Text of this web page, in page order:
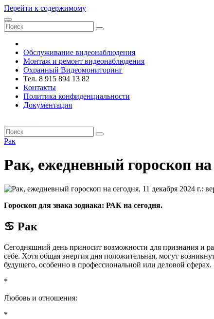
Перейти к содержимому
Обслуживание видеонаблюдения
Монтаж и ремонт видеонаблюдения
Охранный Видеомониторинг
Тел. 8 915 894 13 82
Контакты
Политика конфиденциальности
Документация
Рак
Рак, ежедневный гороскоп
Гороскоп для знака зодиака: РАК на сегодня.
♋ Рак
Сегодняшний день приносит возможности для признания и
себе. Хотя общая энергия дня положительная, могут
будущего, особенно в профессиональной или деловой сферах.
*
Любовь и отношения:
*